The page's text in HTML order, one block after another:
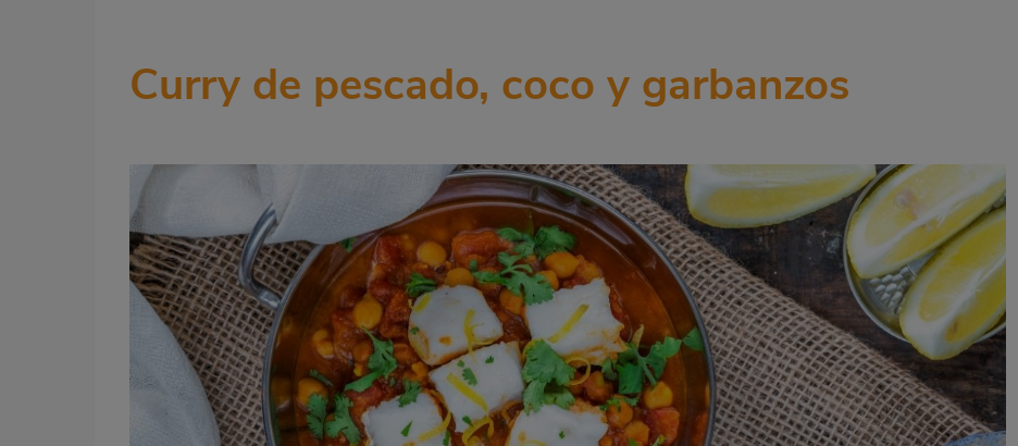
Curry de pescado, coco y garbanzos